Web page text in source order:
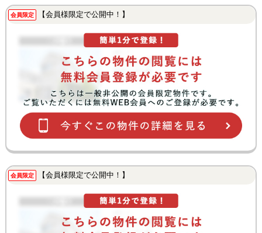
会員限定 【会員様限定で公開中！】
会員限定 【会員様限定で公開中！】